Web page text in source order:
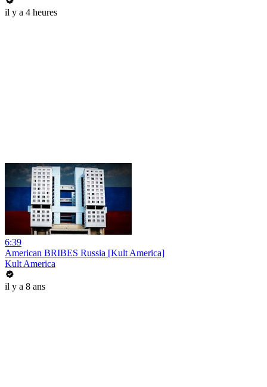
il y a 4 heures
6:39
American BRIBES Russia [Kult America]
Kult America
il y a 8 ans